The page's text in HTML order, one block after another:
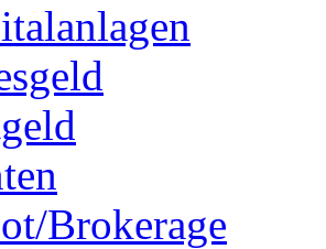
Brokerage